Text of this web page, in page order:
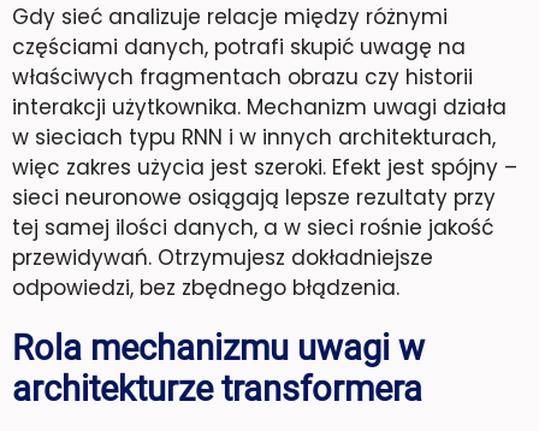
Gdy sieć analizuje relacje między różnymi
częściami danych, potrafi skupić uwagę na
właściwych fragmentach obrazu czy historii
interakcji użytkownika. Mechanizm uwagi działa
w sieciach typu RNN i w innych architekturach,
więc zakres użycia jest szeroki. Efekt jest spójny –
sieci neuronowe osiągają lepsze rezultaty przy
tej samej ilości danych, a w sieci rośnie jakość
przewidywań. Otrzymujesz dokładniejsze
odpowiedzi, bez zbędnego błądzenia.
Rola mechanizmu uwagi w
architekturze transformera